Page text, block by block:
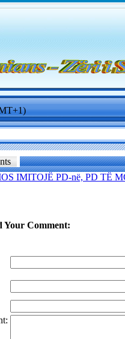
IMITOJË PD-në, PD TË
Your Comment: